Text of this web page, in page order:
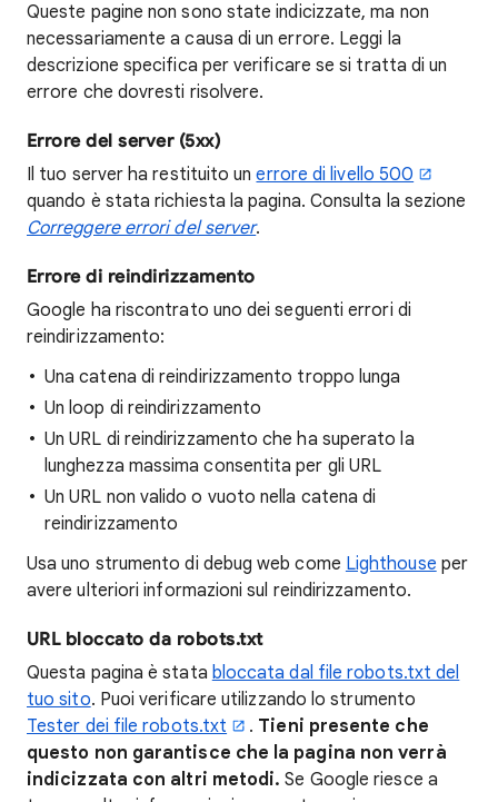
Queste pagine non sono state indicizzate, ma non
necessariamente a causa di un errore. Leggi la
descrizione specifica per verificare se si tratta di un
errore che dovresti risolvere.
Errore del server (5xx)
Il tuo server ha restituito unerrore di livello 500
quando è stata richiesta la pagina. Consulta la sezione
Correggere errori del server.
Errore di reindirizzamento
Google ha riscontrato uno dei seguenti errori di
reindirizzamento:
Una catena di reindirizzamento troppo lunga
Un loop di reindirizzamento
Un URL di reindirizzamento che ha superato la
lunghezza massima consentita per gli URL
Un URL non valido o vuoto nella catena di
reindirizzamento
Usa uno strumento di debug web come Lighthouse per
avere ulteriori informazioni sul reindirizzamento.
URL bloccato da robots.txt
Questa pagina è stata bloccata dal file robots.txt del
tuo sito. Puoi verificare utilizzando lo strumento
Tester dei file robots.txt
. Tieni presente che
questo non garantisce che la pagina non verrà
indicizzata con altri metodi. Se Google riesce a